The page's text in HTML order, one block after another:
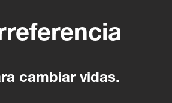
cambiar vidas.